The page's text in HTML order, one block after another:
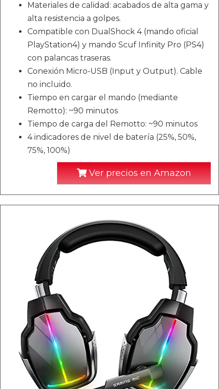
Materiales de calidad: acabados de alta gama y
alta resistencia a golpes.
Compatible con DualShock 4 (mando oficial
PlayStation4) y mando Scuf Infinity Pro (PS4)
con palancas traseras.
Conexión Micro-USB (Input y Output). Cable
no incluido.
Tiempo en cargar el mando (mediante
Remotto): ~90 minutos
Tiempo de carga del Remotto: ~90 minutos
4 indicadores de nivel de batería (25%, 50%,
75%, 100%)
Ver precios en Amazon